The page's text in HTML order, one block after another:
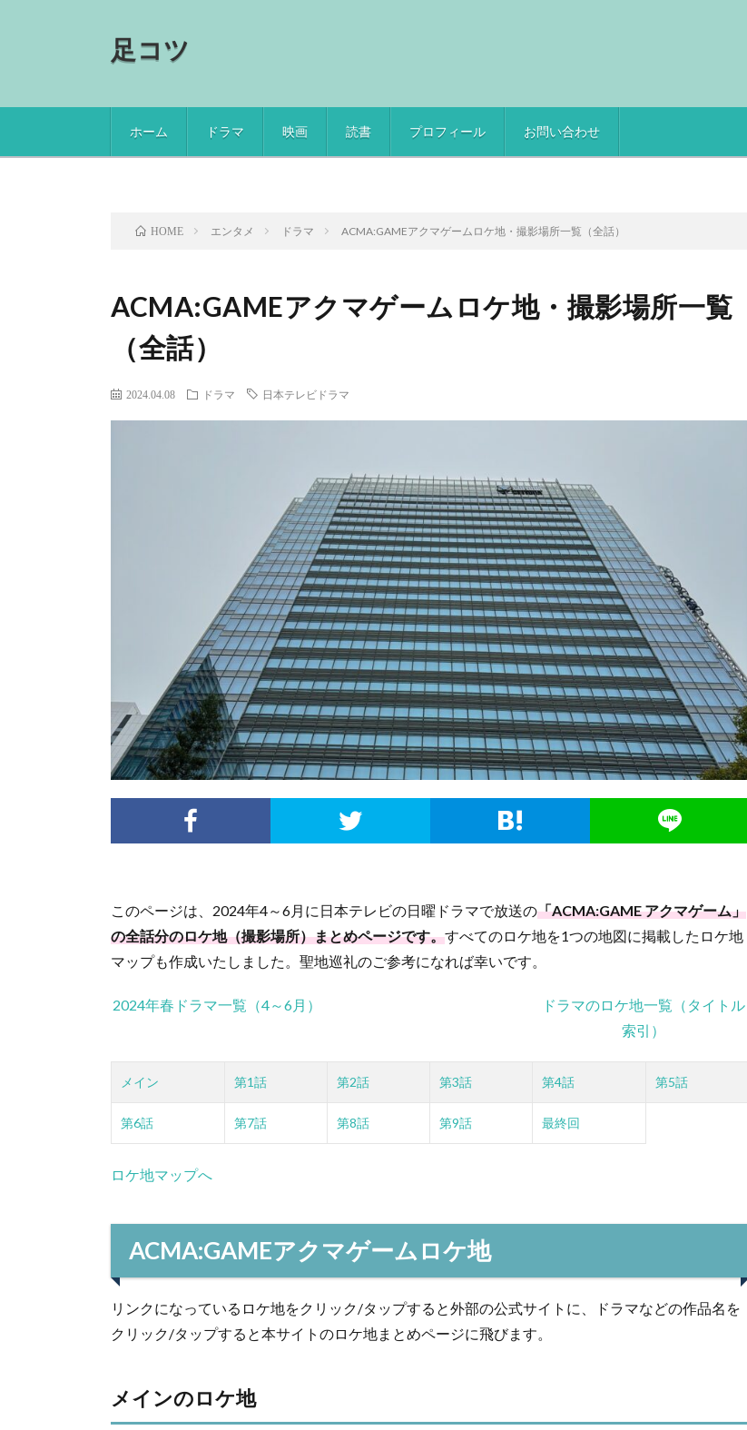
足コツ
ホーム ドラマ 映画 読書 プロフィール お問い合わせ
HOME エンタメ ドラマ ACMA:GAMEアクマゲームロケ地・撮影場所一覧（全話）
ACMA:GAMEアクマゲームロケ地・撮影場所一覧
（全話）
2024.04.08 ドラマ 日本テレビドラマ
このページは、2024年4～6月に日本テレビの日曜ドラマで放送の「ACMA:GAME アクマゲーム」
の全話分のロケ地（撮影場所）まとめページです。すべてのロケ地を1つの地図に掲載したロケ地
マップも作成いたしました。聖地巡礼のご参考になれば幸いです。
2024年春ドラマ一覧（4～6月）
ドラマのロケ地一覧（タイトル
索引）
メイン 第1話 第2話 第3話 第4話 第5話
第6話 第7話 第8話 第9話 最終回
ロケ地マップへ
ACMA:GAMEアクマゲームロケ地
リンクになっているロケ地をクリック/タップすると外部の公式サイトに、ドラマなどの作品名を
クリック/タップすると本サイトのロケ地まとめページに飛びます。
メインのロケ地